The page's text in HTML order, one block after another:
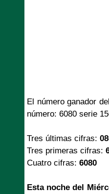
El número ganador
número: 6080 serie
Tres últimas cifras:
Tres primeras cifras:
Cuatro cifras: 6080
Esta noche del